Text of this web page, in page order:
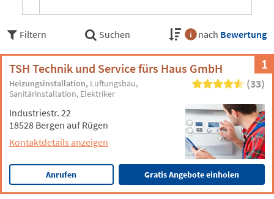
Filtern Suchen nach Bewertung
1
TSH Technik und Service fürs Haus GmbH
Heizungsinstallation Lüftungsbau
Sanitärinstallation Elektriker
(33)
Industriestr. 22
18528 Bergen auf Rügen
Kontaktdetails anzeigen
Anrufen Gratis Angebote einholen